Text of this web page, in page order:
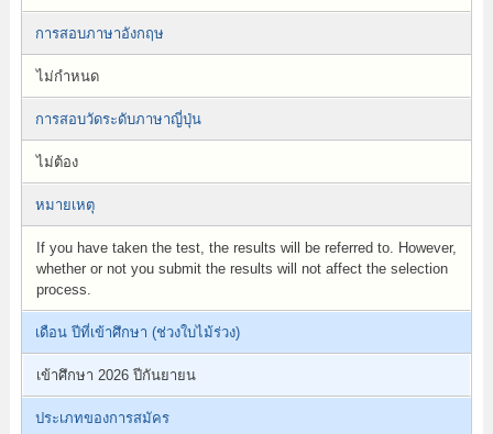
การสอบภาษาอังกฤษ
ไม่กำหนด
การสอบวัดระดับภาษาญี่ปุ่น
ไม่ต้อง
หมายเหตุ
If you have taken the test, the results will be referred to. However,
whether or not you submit the results will not affect the selection
process.
เดือน ปีที่เข้าศึกษา (ช่วงใบไม้ร่วง)
เข้าศึกษา 2026 ปีกันยายน
ประเภทของการสมัคร